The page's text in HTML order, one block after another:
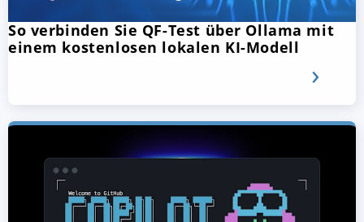
So verbinden Sie QF-Test über Ollama mit
einem kostenlosen lokalen KI-Modell